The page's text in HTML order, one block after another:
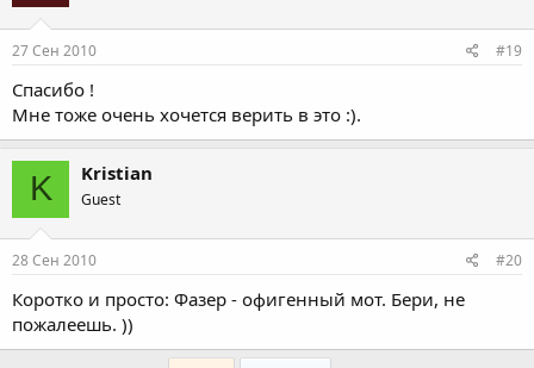
27 Сен 2010 #19
Спасибо !
Мне тоже очень хочется верить в это :).
K Kristian
Guest
28 Сен 2010 #20
Коротко и просто: Фазер - офигенный мот. Бери, не
пожалеешь. ))